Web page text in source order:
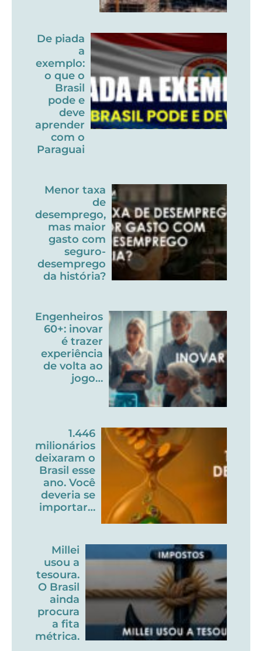
De piada
a
exemplo:
o que o
Brasil
pode e
deve
aprender
com o
Paraguai
Menor taxa
de
desemprego,
mas maior
gasto com
seguro-
desemprego
da história?
Engenheiros
60+: inovar
é trazer
experiência
de volta ao
jogo…
1.446
milionários
deixaram o
Brasil esse
ano. Você
deveria se
importar…
Millei
usou a
tesoura.
O Brasil
ainda
procura
a fita
métrica.